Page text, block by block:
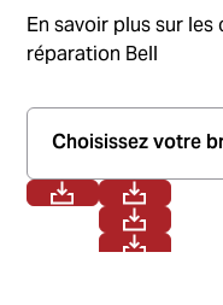
En savoir plus sur
réparation Bell
Choisissez votre